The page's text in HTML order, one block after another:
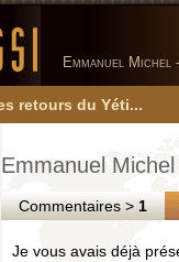
Emmanuel
retours du Yéti...
Emmanuel
Commentaires >1
Je vous avais déjà